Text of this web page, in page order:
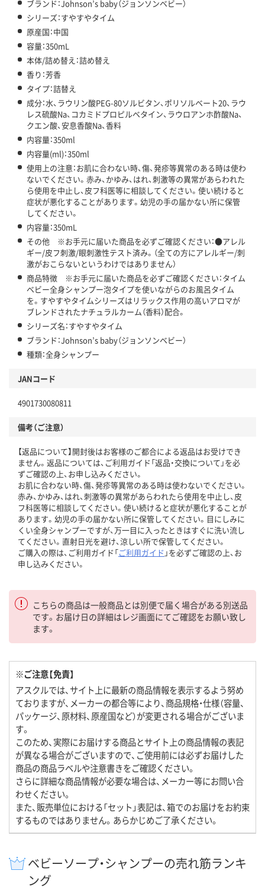
ブランド：Johnson’s baby（ジョンソンベビー）
シリーズ：すやすやタイム
原産国：中国
容量：350mL
本体/詰め替え：詰め替え
香り：芳香
タイプ：詰替え
成分：水、ラウリン酸PEG-80ソルビタン、ポリソルベート20、ラウ
レス硫酸Na、コカミドプロピルベタイン、ラウロアンホ酢酸Na、
クエン酸、安息香酸Na、香料
内容量：350ml
内容量(ml)：350ml
使用上の注意：お肌に合わない時、傷、発疹等異常のある時は使わ
ないでください。赤み、かゆみ、はれ、刺激等の異常があらわれた
ら使用を中止し、皮フ科医等に相談してください。使い続けると
症状が悪化することがあります。幼児の手の届かない所に保管
してください。
内容量：350mL
その他 ※お手元に届いた商品を必ずご確認ください：●アレル
ギー/皮フ刺激/眼刺激性テスト済み。（全ての方にアレルギー/刺
激がおこらないというわけではありません）
商品特徴 ※お手元に届いた商品を必ずご確認ください：タイム
ベビー全身シャンプー泡タイプを使いながらのお風呂タイム
を。すやすやタイムシリーズはリラックス作用の高いアロマが
ブレンドされたナチュラルカーム（香料）配合。
シリーズ名：すやすやタイム
ブランド：Johnson’s baby（ジョンソンベビー）
種類：全身シャンプー
JANコード
4901730080811
備考（ご注意）
【返品について】開封後はお客様のご都合による返品はお受けでき
ません。返品については、ご利用ガイド「返品・交換について」を必
ずご確認の上、お申し込みください。
お肌に合わない時、傷、発疹等異常のある時は使わないでください。
赤み、かゆみ、はれ、刺激等の異常があらわれたら使用を中止し、皮
フ科医等に相談してください。使い続けると症状が悪化することが
あります。幼児の手の届かない所に保管してください。目にしみに
くい全身シャンプーですが、万一目に入ったときはすぐに洗い流し
てください。直射日光を避け、涼しい所で保管してください。
ご購入の際は、ご利用ガイド「ご利用ガイド 」を必ずご確認の上、お
申し込みください。
こちらの商品は一般商品とは別便で届く場合がある別送品
です。お届け日の詳細はレジ画面にてご確認をお願い致し
ます。
※ご注意【免責】
アスクルでは、サイト上に最新の商品情報を表示するよう努め
ておりますが、メーカーの都合等により、商品規格・仕様（容量、
パッケージ、原材料、原産国など）が変更される場合がございま
す。
このため、実際にお届けする商品とサイト上の商品情報の表記
が異なる場合がございますので、ご使用前には必ずお届けした
商品の商品ラベルや注意書きをご確認ください。
さらに詳細な商品情報が必要な場合は、メーカー等にお問い合
わせください。
また、販売単位における「セット」表記は、箱でのお届けをお約束
するものではありません。あらかじめご了承ください。
ベビーソープ・シャンプーの売れ筋ランキ
ング